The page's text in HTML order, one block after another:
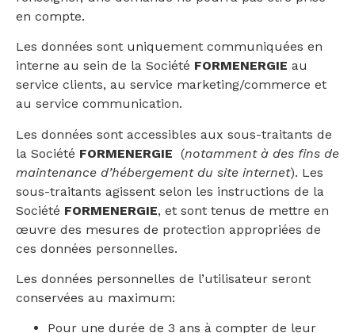
en compte.
Les données sont uniquement communiquées en
interne au sein de la Société FORMENERGIE au
service clients, au service marketing/commerce et
au service communication.
Les données sont accessibles aux sous-traitants de
la Société FORMENERGIE (notamment à des fins de
maintenance d’hébergement du site internet). Les
sous-traitants agissent selon les instructions de la
Société FORMENERGIE, et sont tenus de mettre en
œuvre des mesures de protection appropriées de
ces données personnelles.
Les données personnelles de l’utilisateur seront
conservées au maximum:
Pour une durée de 3 ans à compter de leur